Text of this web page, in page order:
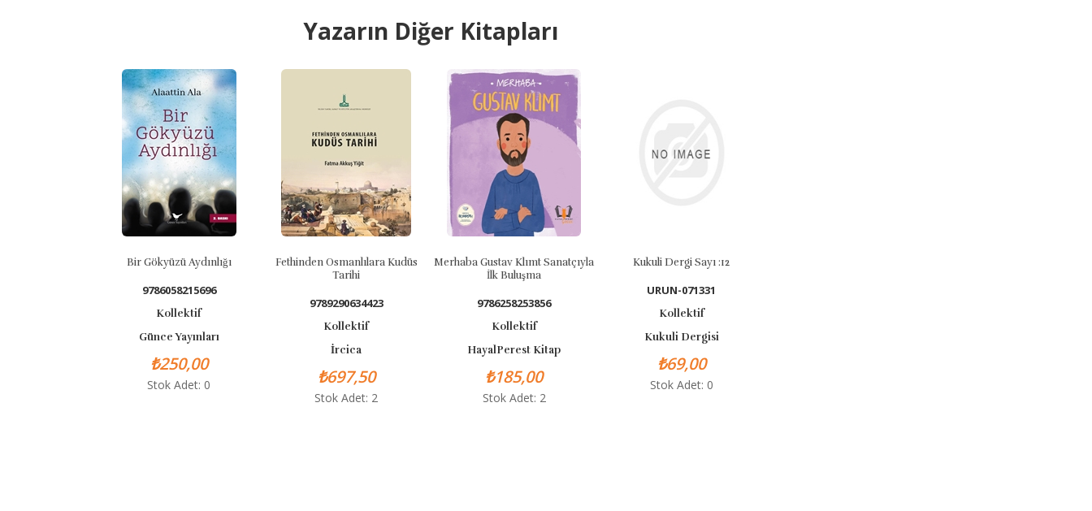
Yazarın Diğer Kitapları
Bir Gökyüzü Aydınlığı
9786058215696
Kollektif
Günce Yayınları
₺250,00
Stok Adet: 0
Fethinden Osmanlılara Kudüs
9789290634423
Kollektif
İrcica
₺697,50
Stok Adet: 2
Merhaba Gustav Klımt Sanatçıyla
İlk Buluşma
9786258253856
Kollektif
HayalPerest Kitap
₺185,00
Stok Adet: 2
Kukuli Dergi Sayı :12
URUN-071331
Kollektif
Kukuli Dergisi
₺69,00
Stok Adet: 0